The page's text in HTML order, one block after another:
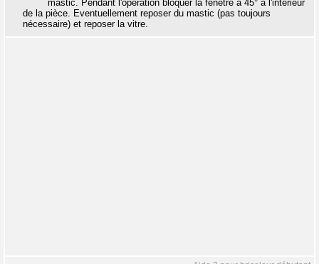
mastic. Pendant l'opération bloquer la fenêtre à 45° à l'intérieur
de la pièce. Eventuellement reposer du mastic (pas toujours
nécessaire) et reposer la vitre.